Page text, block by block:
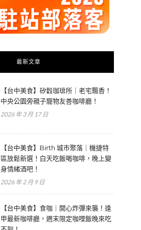
最新文章
【台中美食】矽穀珈琲所｜老宅飄香！
中央公園旁親子寵物友善咖啡廳！
2026 年 3 月 17 日
【台中美食】Birth 城市聚落｜機捷特
區放鬆新選！白天吃飯喝咖啡，晚上變
身情緒酒吧！
2026 年 2 月 9 日
【台中美食】食咖｜開心炸彈來襲！逢
甲最新咖啡廳，週末限定咖哩飯晚來吃